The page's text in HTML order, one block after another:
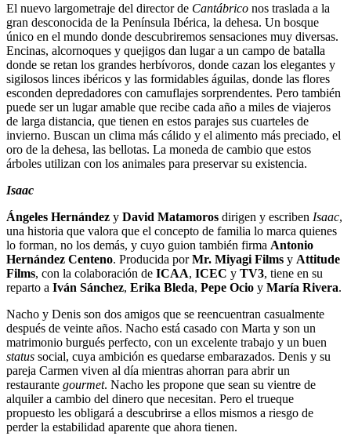
El nuevo largometraje del director de Cantábrico nos traslada a la
gran desconocida de la Península Ibérica, la dehesa. Un bosque
único en el mundo donde descubriremos sensaciones muy diversas.
Encinas, alcornoques y quejigos dan lugar a un campo de batalla
donde se retan los grandes herbívoros, donde cazan los elegantes y
sigilosos linces ibéricos y las formidables águilas, donde las flores
esconden depredadores con camuflajes sorprendentes. Pero también
puede ser un lugar amable que recibe cada año a miles de viajeros
de larga distancia, que tienen en estos parajes sus cuarteles de
invierno. Buscan un clima más cálido y el alimento más preciado, el
oro de la dehesa, las bellotas. La moneda de cambio que estos
árboles utilizan con los animales para preservar su existencia.
Isaac
Ángeles Hernández y David Matamoros dirigen y escriben Isaac,
una historia que valora que el concepto de familia lo marca quienes
lo forman, no los demás, y cuyo guion también firma Antonio
Hernández Centeno. Producida porMr. Miyagi Films y Attitude
Films, con la colaboración de ICAA, ICEC y TV3, tiene en su
reparto a Iván Sánchez, Erika Bleda, Pepe Ocio y María Rivera.
Nacho y Denis son dos amigos que se reencuentran casualmente
después de veinte años. Nacho está casado con Marta y son un
matrimonio burgués perfecto, con un excelente trabajo y un buen
status social, cuya ambición es quedarse embarazados. Denis y su
pareja Carmen viven al día mientras ahorran para abrir un
restaurante gourmet. Nacho les propone que sean su vientre de
alquiler a cambio del dinero que necesitan. Pero el trueque
propuesto les obligará a descubrirse a ellos mismos a riesgo de
perder la estabilidad aparente que ahora tienen.